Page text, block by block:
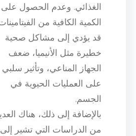
الغذائي. وعدم الحصول على
الكمية الكافية من
قد يؤدي إلى مشاكل صحية
خطيرة مثل الأنيميا، ضعف
الجهاز المناعي، وتأثير سلبي
على العمليات الحيوية في
الجسم.
بالإضافة إلى ذلك، هناك
من الدراسات التي تشير إلى